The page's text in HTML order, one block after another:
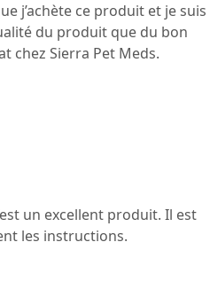
j’achète ce produit et je suis
du produit que du bon
chez Sierra Pet Meds.
un excellent produit. Il est
les instructions.